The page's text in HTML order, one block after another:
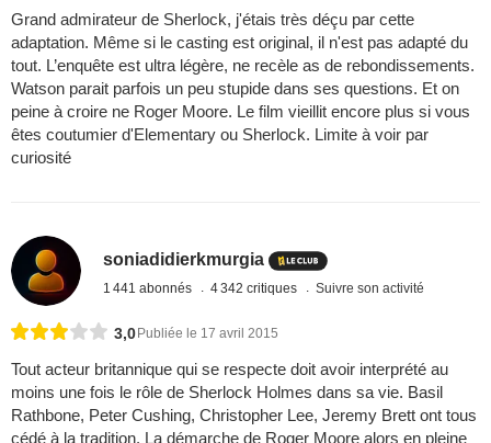
Grand admirateur de Sherlock, j'étais très déçu par cette
adaptation. Même si le casting est original, il n'est pas adapté du
tout. L’enquête est ultra légère, ne recèle as de rebondissements.
Watson parait parfois un peu stupide dans ses questions. Et on
peine à croire ne Roger Moore. Le film vieillit encore plus si vous
êtes coutumier d'Elementary ou Sherlock. Limite à voir par
curiosité
soniadidierkmurgia
1 441 abonnés 4 342 critiques Suivre son activité
3,0 Publiée le 17 avril 2015
Tout acteur britannique qui se respecte doit avoir interprété au
moins une fois le rôle de Sherlock Holmes dans sa vie. Basil
Rathbone, Peter Cushing, Christopher Lee, Jeremy Brett ont tous
cédé à la tradition. La démarche de Roger Moore alors en pleine